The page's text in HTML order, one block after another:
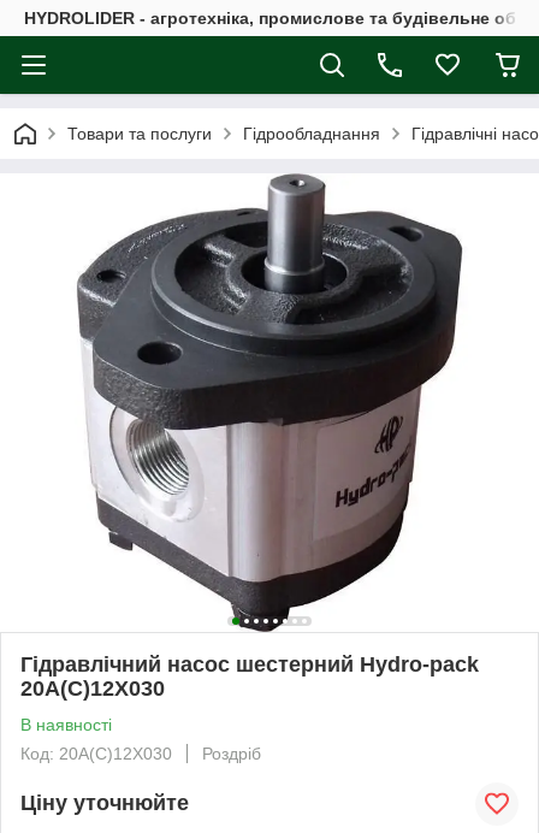
HYDROLIDER - агротехніка, промислове та будівельне
Товари та послуги Гідрообладнання Гідравлічні
Гідравлічний насос шестерний Hydro-pack
20А(С)12X030
В наявності
Код: 20А(С)12X030
Роздріб
Ціну уточнюйте